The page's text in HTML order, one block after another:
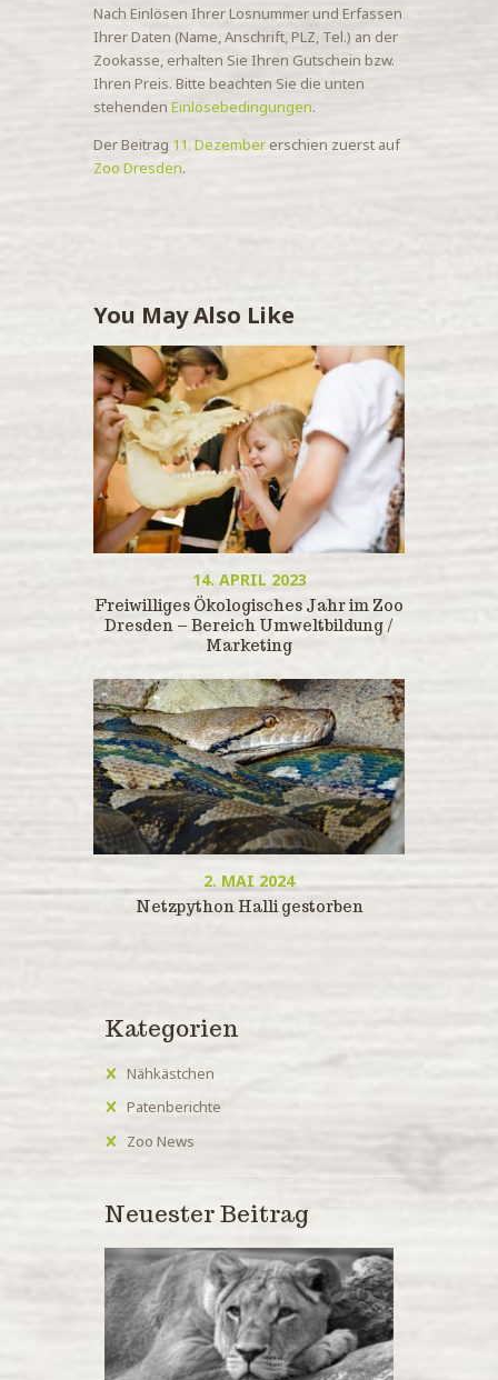
Nach Einlösen Ihrer Losnummer und Erfassen
Ihrer Daten (Name, Anschrift, PLZ, Tel.) an der
Zookasse, erhalten Sie Ihren Gutschein bzw.
Ihren Preis. Bitte beachten Sie die unten
stehenden Einlösebedingungen.
Der Beitrag 11. Dezembererschien zuerst auf
Zoo Dresden.
You May Also Like
14. APRIL 2023
Freiwilliges Ökologisches Jahr im Zoo
Dresden – Bereich Umweltbildung /
Marketing
2. MAI 2024
Netzpython Halli gestorben
Kategorien
Nähkästchen
Patenberichte
Zoo News
Neuester Beitrag